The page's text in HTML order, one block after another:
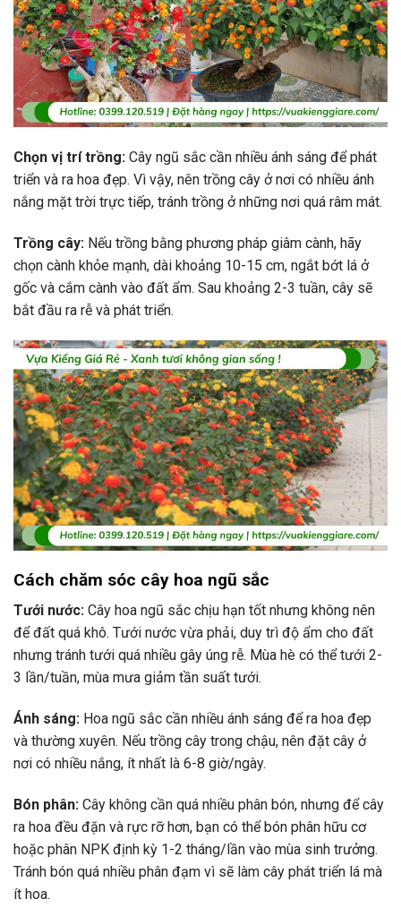
Chọn vị trí trồng: Cây ngũ sắc cần nhiều ánh sáng để phát
triển và ra hoa đẹp. Vì vậy, nên trồng cây ở nơi có nhiều ánh
nắng mặt trời trực tiếp, tránh trồng ở những nơi quá râm mát.
Trồng cây: Nếu trồng bằng phương pháp giâm cành, hãy
chọn cành khỏe mạnh, dài khoảng 10-15 cm, ngắt bớt lá ở
gốc và cắm cành vào đất ẩm. Sau khoảng 2-3 tuần, cây sẽ
bắt đầu ra rễ và phát triển.
Cách chăm sóc cây hoa ngũ sắc
Tưới nước: Cây hoa ngũ sắc chịu hạn tốt nhưng không nên
để đất quá khô. Tưới nước vừa phải, duy trì độ ẩm cho đất
nhưng tránh tưới quá nhiều gây úng rễ. Mùa hè có thể tưới 2-
3 lần/tuần, mùa mưa giảm tần suất tưới.
Ánh sáng: Hoa ngũ sắc cần nhiều ánh sáng để ra hoa đẹp
và thường xuyên. Nếu trồng cây trong chậu, nên đặt cây ở
nơi có nhiều nắng, ít nhất là 6-8 giờ/ngày.
Bón phân: Cây không cần quá nhiều phân bón, nhưng để cây
ra hoa đều đặn và rực rỡ hơn, bạn có thể bón phân hữu cơ
hoặc phân NPK định kỳ 1-2 tháng/lần vào mùa sinh trưởng.
Tránh bón quá nhiều phân đạm vì sẽ làm cây phát triển lá mà
ít hoa.